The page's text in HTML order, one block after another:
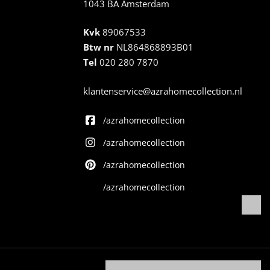
1043 BA Amsterdam
Kvk 89067533
Btw nr NL864868893B01
Tel 020 280 7870
klantenservice@azrahomecollection.nl
/azrahomecollection
/azrahomecollection
/azrahomecollection
/azrahomecollection